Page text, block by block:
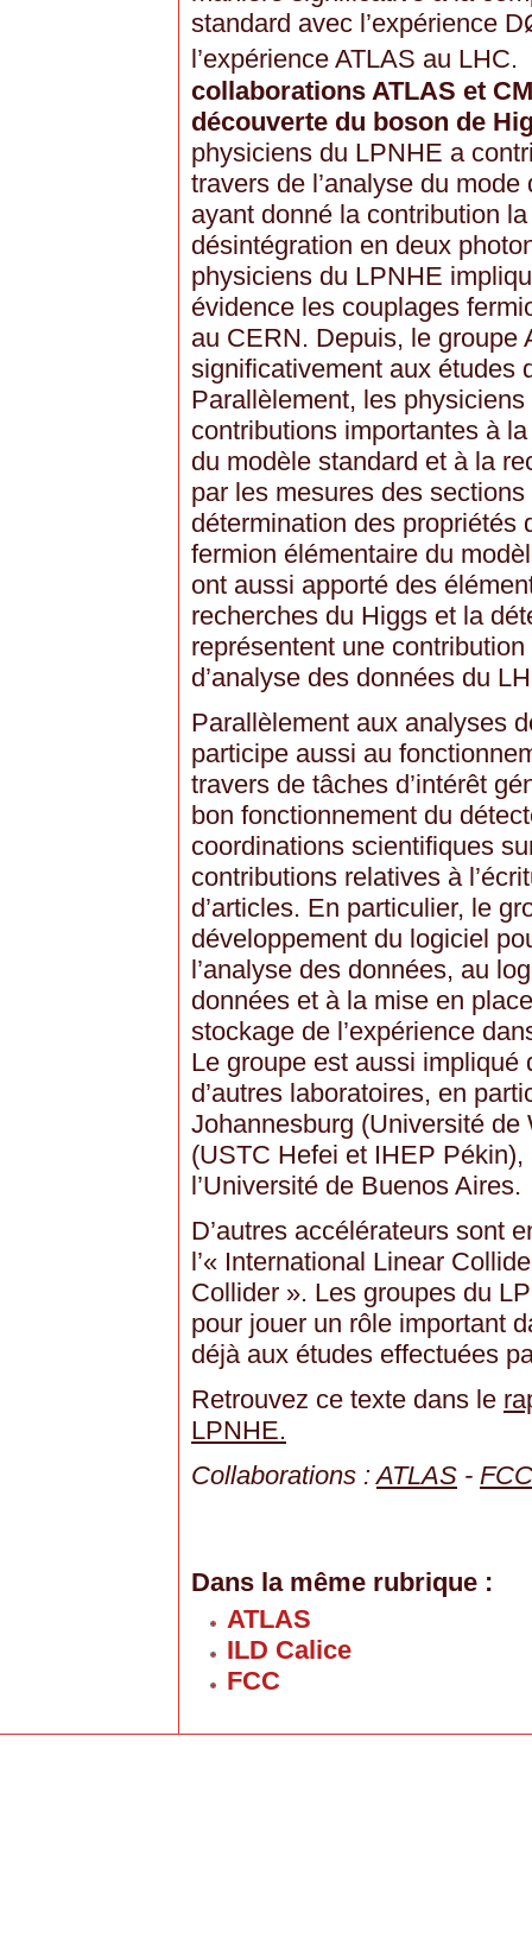
standard avec l’expérience
l’expérience ATLAS au
collaborations ATLAS et
découverte du boson de
physiciens du LPNHE a
travers de l’analyse du
ayant donné la contribution
désintégration en deux
physiciens du LPNHE
évidence les couplages
au CERN. Depuis, le groupe
significativement aux études
Parallèlement, les
contributions importantes à
du modèle standard et à la
par les mesures des
détermination des propriétés
fermion élémentaire du
ont aussi apporté des
recherches du Higgs et la
représentent une
d’analyse des données du
Parallèlement aux analyses
participe aussi au
travers de tâches d’intérêt
bon fonctionnement du
coordinations scientifiques
contributions relatives à
d’articles. En particulier, le
développement du logiciel
l’analyse des données, au
données et à la mise en
stockage de l’expérience
Le groupe est aussi
d’autres laboratoires, en
Johannesburg (Université
(USTC Hefei et IHEP Pékin),
l’Université de Buenos Aires.
D’autres accélérateurs sont
l’« International Linear
Collider ». Les groupes du
pour jouer un rôle important
déjà aux études effectuées
Retrouvez ce texte dans le
LPNHE.
Collaborations :ATLAS - FCC
Dans la même rubrique :
ATLAS
ILD Calice
FCC